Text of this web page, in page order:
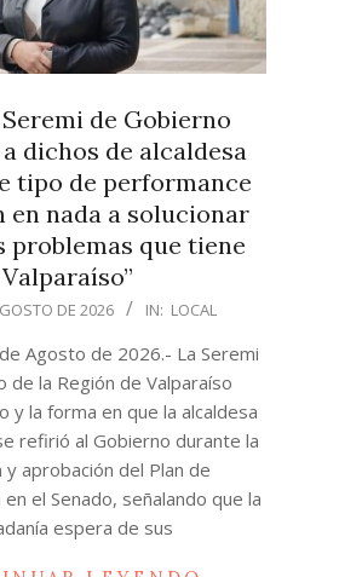
de Gobierno
dichos de alcaldesa
tipo de performance
en nada a solucionar
problemas que tiene
Valparaíso”
DE 2026 IN: LOCAL
Agosto de 2026.- La Seremi
de la Región de Valparaíso
y la forma en que la alcaldesa
refirió al Gobierno durante la
y aprobación del Plan de
el Senado, señalando que la
espera de sus